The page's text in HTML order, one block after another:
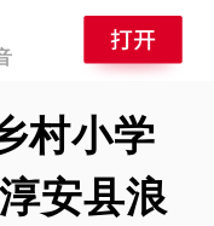
村小学
安县浪